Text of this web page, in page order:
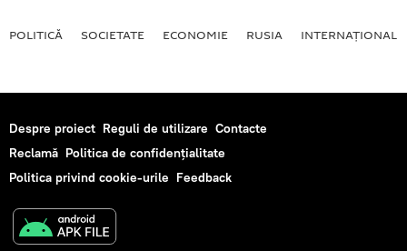
POLITICĂ SOCIETATE ECONOMIE RUSIA INTERNAŢIONAL
Despre proiect Reguli de utilizare Contacte
Reclamă Politica de confidențialitate
Politica privind cookie-urile Feedback